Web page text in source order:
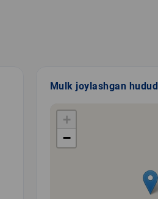
Mulk joylashgan hudud
+
−